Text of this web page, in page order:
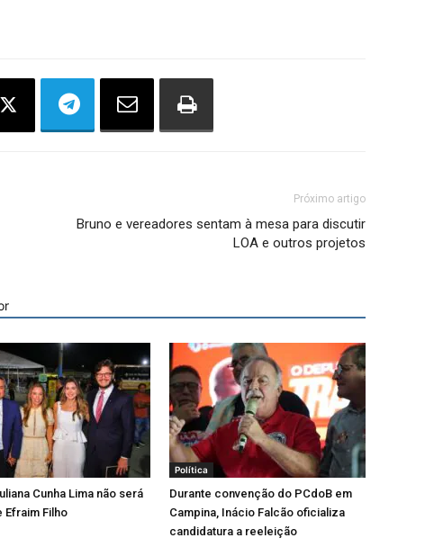
Próximo artigo
Bruno e vereadores sentam à mesa para discutir
LOA e outros projetos
Cunha Lima não será
Efraim Filho
Política
Durante convenção do PCdoB em
Campina, Inácio Falcão oficializa
candidatura a reeleição